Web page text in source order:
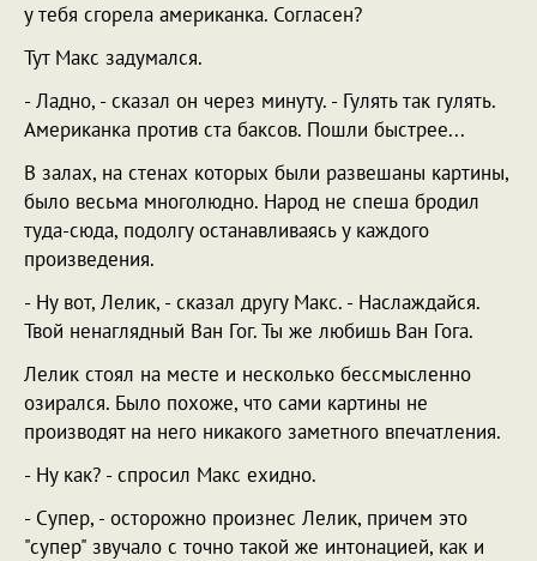
у тебя сгорела американка. Согласен?
Тут Макс задумался.
- Ладно, - сказал он через минуту. - Гулять так гулять.
Американка против ста баксов. Пошли быстрее...
В залах, на стенах которых были развешаны картины,
было весьма многолюдно. Народ не спеша бродил
туда-сюда, подолгу останавливаясь у каждого
произведения.
- Ну вот, Лелик, - сказал другу Макс. - Наслаждайся.
Твой ненаглядный Ван Гог. Ты же любишь Ван Гога.
Лелик стоял на месте и несколько бессмысленно
озирался. Было похоже, что сами картины не
производят на него никакого заметного впечатления.
- Ну как? - спросил Макс ехидно.
- Супер, - осторожно произнес Лелик, причем это
"супер" звучало с точно такой же интонацией, как и